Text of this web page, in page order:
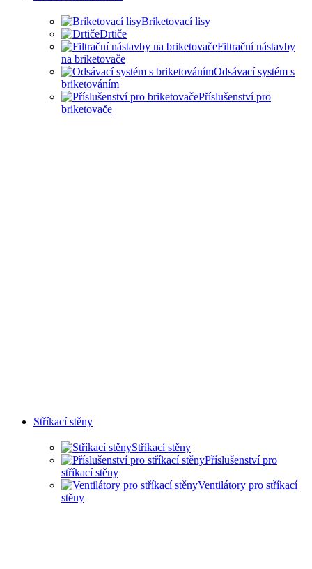
Briketovací lisy
Drtiče
Filtrační nástavby
na briketovače
Odsávací systém s
briketováním
Příslušenství pro
briketovače
Stříkací stěny
Stříkací stěny
Příslušenství pro
stříkací stěny
Ventilátory pro stříkací
stěny